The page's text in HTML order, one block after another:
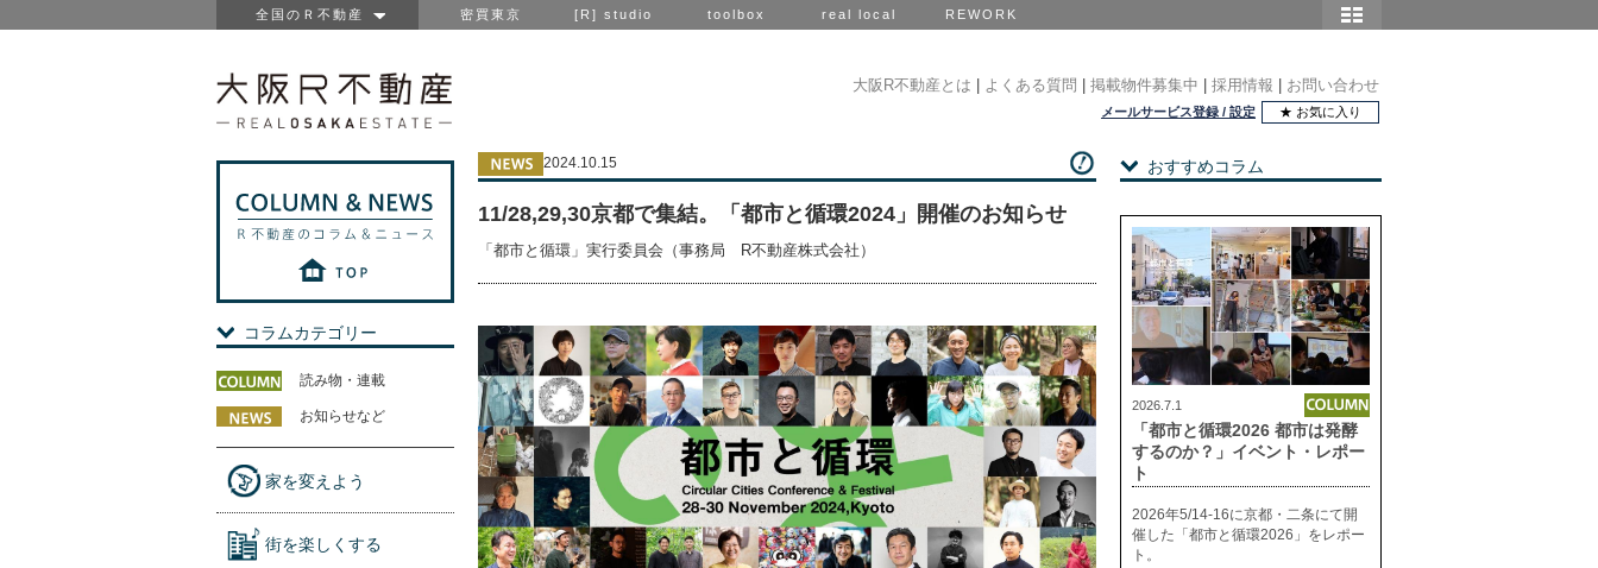
全国のＲ不動産 密買東京 [R] studio toolbox real local REWORK
大阪R不動産とは よくある質問 掲載物件募集中 採用情報 お問い合わせ
メールサービス登録 / 設定 ★ お気に入り
2024.10.15
11/28,29,30京都で集結。「都市と循環2024」開催のお知らせ
「都市と循環」実行委員会（事務局 R不動産株式会社）
おすすめコラム
2026.7.1
「都市と循環2026 都市は発酵
するのか？」イベント・レポー
ト
2026年5/14-16に京都・二条にて開
催した「都市と循環2026」をレポー
ト。
コラムカテゴリー
読み物・連載
お知らせなど
家を変えよう
街を楽しくする